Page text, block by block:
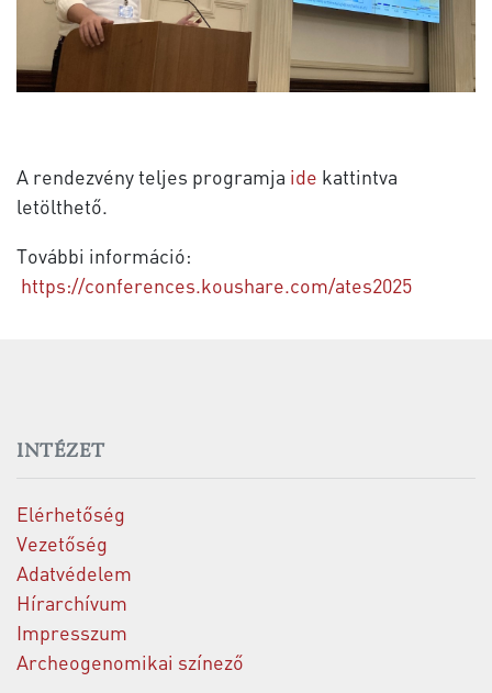
A rendezvény teljes programja ide kattintva
letölthető.
További információ:
https://conferences.koushare.com/ates2025
INTÉZET
Elérhetőség
Vezetőség
Adatvédelem
Hírarchívum
Impresszum
Archeogenomikai színező